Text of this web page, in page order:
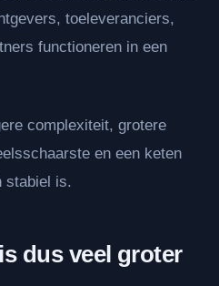
toeleveranciers,
functioneren in een
complexiteit, grotere
en een keten
stabiel is.
dus veel groter